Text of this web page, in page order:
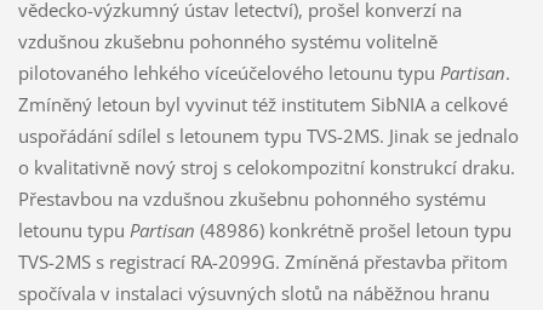
vědecko-výzkumný ústav letectví), prošel konverzí na
vzdušnou zkušebnu pohonného systému volitelně
pilotovaného lehkého víceúčelového letounu typu Partisan.
Zmíněný letoun byl vyvinut též institutem SibNIA a celkové
uspořádání sdílel s letounem typu TVS-2MS. Jinak se jednalo
o kvalitativně nový stroj s celokompozitní konstrukcí draku.
Přestavbou na vzdušnou zkušebnu pohonného systému
letounu typu Partisan (48986) konkrétně prošel letoun typu
TVS-2MS s registrací RA-2099G. Zmíněná přestavba přitom
spočívala v instalaci výsuvných slotů na náběžnou hranu